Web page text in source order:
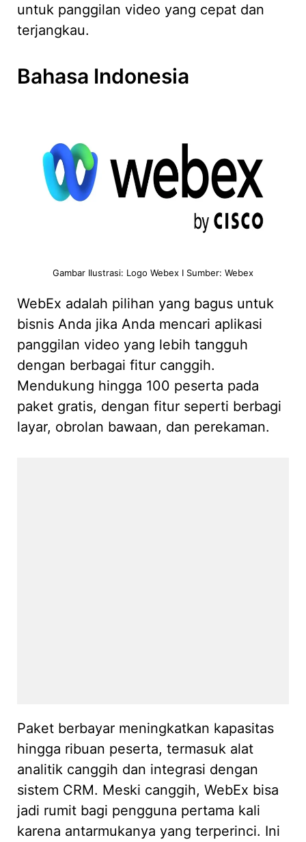
untuk panggilan video yang cepat dan
terjangkau.
Bahasa Indonesia
Gambar Ilustrasi: Logo Webex I Sumber: Webex
WebEx adalah pilihan yang bagus untuk
bisnis Anda jika Anda mencari aplikasi
panggilan video yang lebih tangguh
dengan berbagai fitur canggih.
Mendukung hingga 100 peserta pada
paket gratis, dengan fitur seperti berbagi
layar, obrolan bawaan, dan perekaman.
Paket berbayar meningkatkan kapasitas
hingga ribuan peserta, termasuk alat
analitik canggih dan integrasi dengan
sistem CRM. Meski canggih, WebEx bisa
jadi rumit bagi pengguna pertama kali
karena antarmukanya yang terperinci. Ini